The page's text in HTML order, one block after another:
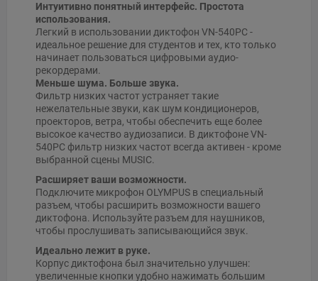
Интуитивно понятный интерфейс. Простота
использования.
Легкий в использовании диктофон VN-540PC -
идеальное решение для студентов и тех, кто только
начинает пользоваться цифровыми аудио-
рекордерами.
Меньше шума. Больше звука.
Фильтр низких частот устраняет такие
нежелательные звуки, как шум кондиционеров,
проекторов, ветра, чтобы обеспечить еще более
высокое качество аудиозаписи. В диктофоне VN-
540PC фильтр низких частот всегда активен - кроме
выбранной сцены MUSIC.
Расширяет ваши возможности.
Подключите микрофон OLYMPUS в специальный
разъем, чтобы расширить возможности вашего
диктофона. Используйте разъем для наушников,
чтобы прослушивать записывающийся звук.
Идеально лежит в руке.
Корпус диктофона был значительно улучшен:
увеличенные кнопки удобно нажимать большим